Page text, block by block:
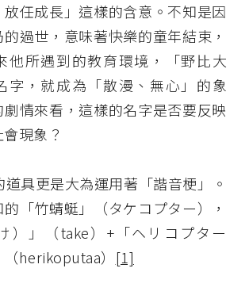
放任成長」這樣的含意。不知是因
過世，意味著快樂的童年結束，
他所遇到的教育環境，「野比大
字，就成為「散漫、無心」的象
情來看，這樣的名字是否要反映
現象？
道具更是大為運用著「諧音梗」。
「竹蜻蜓」（タケコプター），
）」（take）+「ヘリコプター
（herikoputaa） [1]